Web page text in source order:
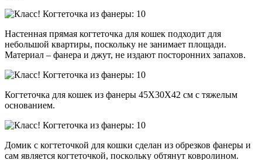
Настенная прямая когтеточка для кошек подходит для
небольшой квартиры, поскольку не занимает площади.
Материал – фанера и джут, не издают посторонних запахов.
Когтеточка для кошек из фанеры 45Х30Х42 см с тяжелым
основанием.
Домик с когтеточкой для кошки сделан из обрезков фанеры и
сам является когтеточкой, поскольку обтянут ковролином.